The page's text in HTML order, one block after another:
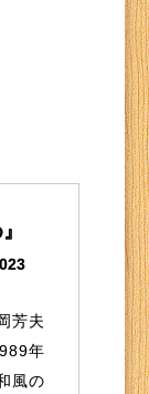
芳夫
年
風の